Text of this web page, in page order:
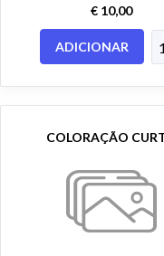
€ 10,00
ADICIONAR
COLORAÇÃO